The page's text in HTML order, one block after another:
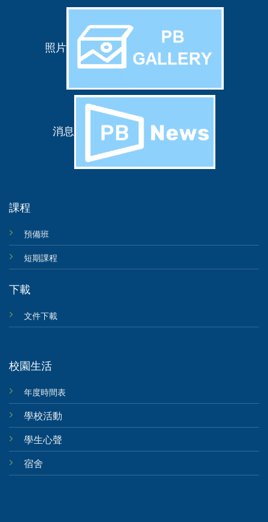
照片
消息
課程
預備班
短期課程
下載
文件下載
校園生活
年度時間表
學校活動
學生心聲
宿舍